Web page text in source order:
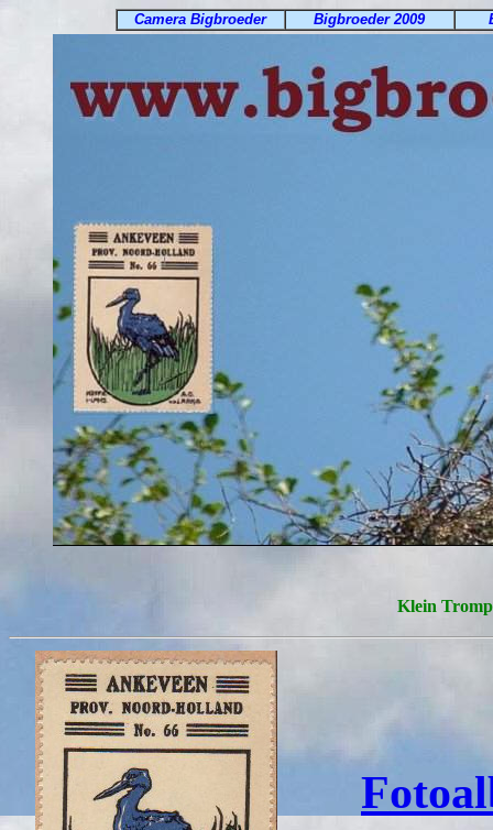
Camera Bigbroeder Bigbroeder 2009
Klein